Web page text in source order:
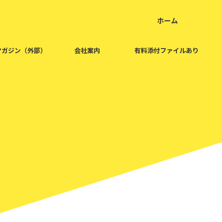
ホーム
ジン（外部） 会社案内 有料添付ファイルあり